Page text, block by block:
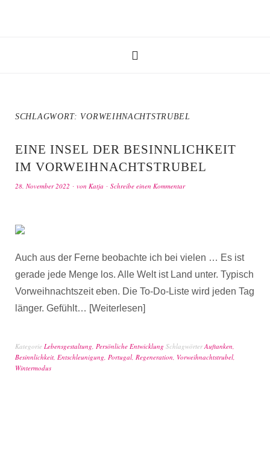
SCHLAGWORT: VORWEIHNACHTSTRUBEL
EINE INSEL DER BESINNLICHKEIT
IM VORWEIHNACHTSTRUBEL
28. November 2022 von Katja Schreibe einen Kommentar
Auch aus der Ferne beobachte ich bei vielen … Es ist
gerade jede Menge los. Alle Welt ist Land unter. Typisch
Vorweihnachtszeit eben. Die To-Do-Liste wird jeden Tag
länger. Gefühlt… Weiterlesen
Kategorie Lebensgestaltung, Persönliche Entwicklung SchlagwörterAuftanken,
Besinnlichkeit, Entschleunigung, Portugal, Regeneration, Vorweihnachtstrubel,
Wintermodus